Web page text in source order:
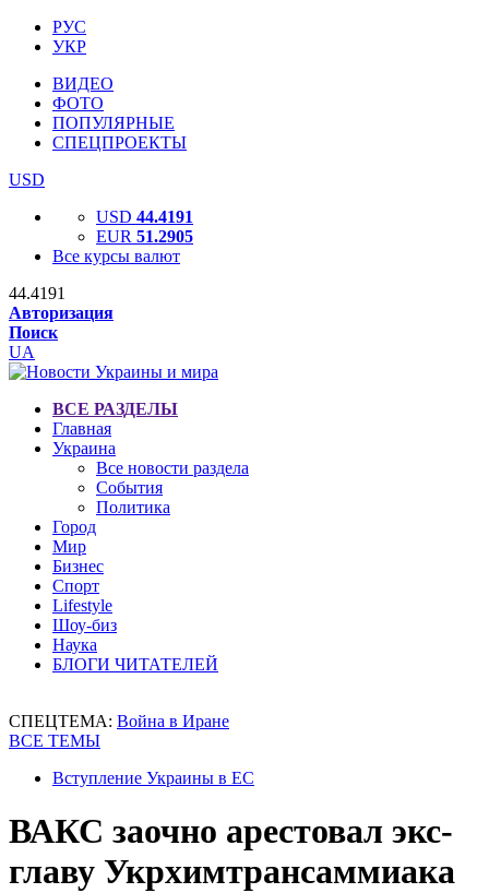
РУС
УКР
ВИДЕО
ФОТО
ПОПУЛЯРНЫЕ
СПЕЦПРОЕКТЫ
USD
USD 44.4191
EUR 51.2905
Все курсы валют
44.4191
Авторизация
Поиск
UA
ВСЕ РАЗДЕЛЫ
Главная
Украина
Все новости раздела
События
Политика
Город
Мир
Бизнес
Спорт
Lifestyle
Шоу-биз
Наука
БЛОГИ ЧИТАТЕЛЕЙ
СПЕЦТЕМА: Война в Иране
ВСЕ ТЕМЫ
Вступление Украины в ЕС
ВАКС заочно арестовал экс-
главу Укрхимтрансаммиака